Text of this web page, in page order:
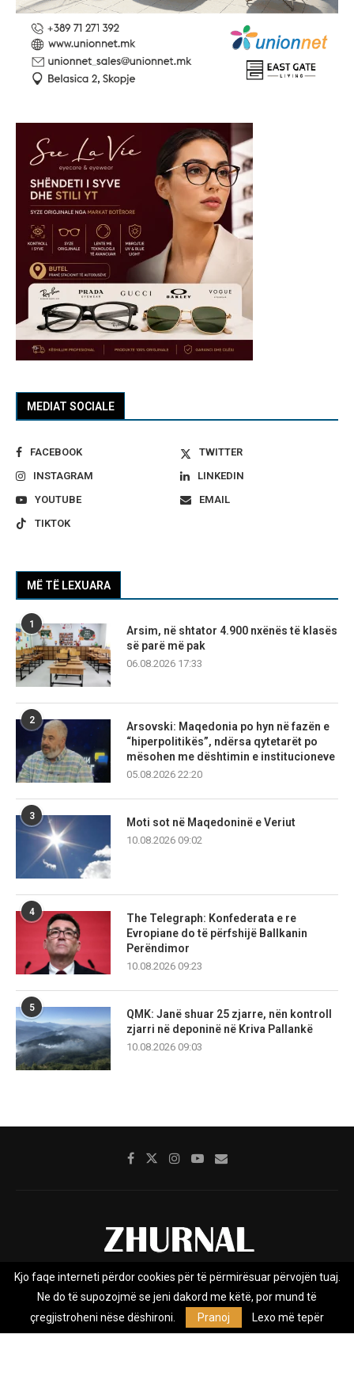
MEDIAT SOCIALE
FACEBOOK
TWITTER
INSTAGRAM
LINKEDIN
YOUTUBE
EMAIL
TIKTOK
MË TË LEXUARA
1
Arsim, në shtator 4.900 nxënës të klasës
së parë më pak
06.08.2026 17:33
2
Arsovski: Maqedonia po hyn në fazën e
“hiperpolitikës”, ndërsa qytetarët po
mësohen me dështimin e institucioneve
05.08.2026 22:20
3
Moti sot në Maqedoninë e Veriut
10.08.2026 09:02
4
The Telegraph: Konfederata e re
Evropiane do të përfshijë Ballkanin
Perëndimor
10.08.2026 09:23
5
QMK: Janë shuar 25 zjarre, nën kontroll
zjarri në deponinë në Kriva Pallankë
10.08.2026 09:03
Rreth nesh Impresumi Marketing
Privacy Policy
Zhurnal.mk është Agjenci e Lajmeve e pavarur, e themeluar në vitin
Kjo faqe interneti përdor cookies për të përmirësuar përvojën tuaj.
Ne do të supozojmë se jeni dakord me këtë, por mund të
çregjistroheni nëse dëshironi.
Pranoj Lexo më tepër